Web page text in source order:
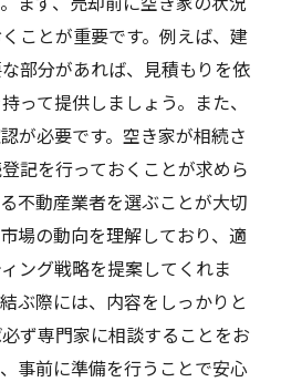
ことが重要です。例えば、建
部分があれば、見積もりを依
って提供しましょう。また、
が必要です。空き家が相続さ
記を行っておくことが求めら
不動産業者を選ぶことが大切
場の動向を理解しており、適
ング戦略を提案してくれま
ぶ際には、内容をしっかりと
ず専門家に相談することをお
事前に準備を行うことで安心